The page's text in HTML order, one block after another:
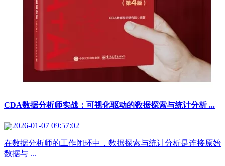
CDA数据分析师实战：可视化驱动的数据探索与统计分析 ...
2026-01-07 09:57:02
在数据分析师的工作闭环中，数据探索与统计分析是连接原始
数据与 ...